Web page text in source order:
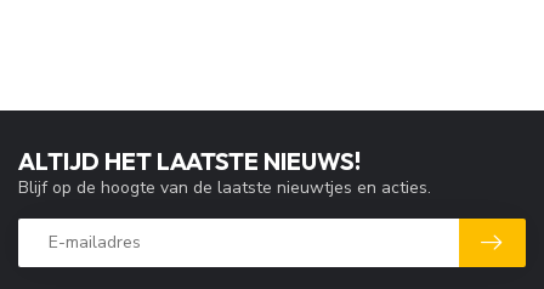
ALTIJD HET LAATSTE NIEUWS!
Blijf op de hoogte van de laatste nieuwtjes en acties.